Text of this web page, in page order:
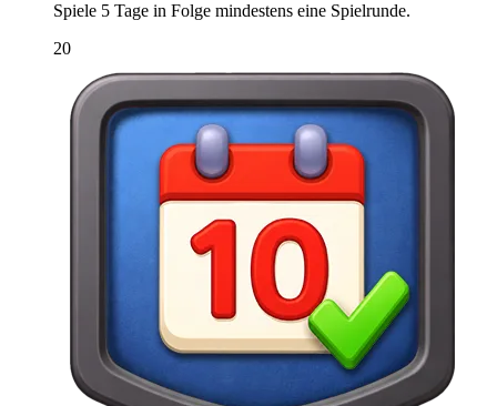
Spiele 5 Tage in Folge mindestens eine Spielrunde.
20